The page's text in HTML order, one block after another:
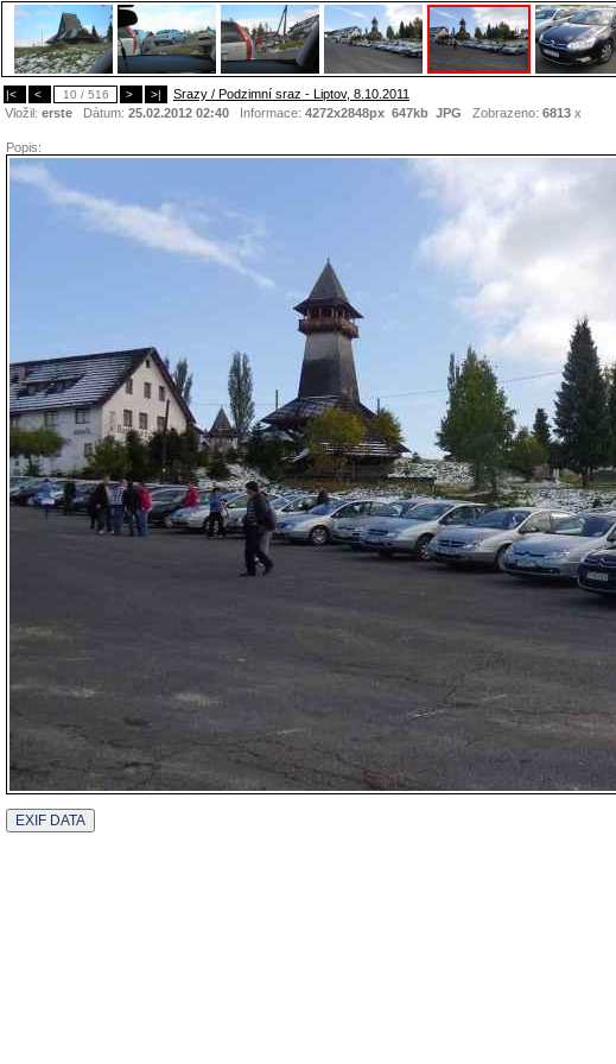
|< < 10 / 516 > >|
Srazy / Podzimní sraz - Liptov, 8.10.2011
Vložil: erste Dátum: 25.02.2012 02:40 Informace: 4272x2848px 647kb JPG Zobrazeno: 6813 x
Popis: